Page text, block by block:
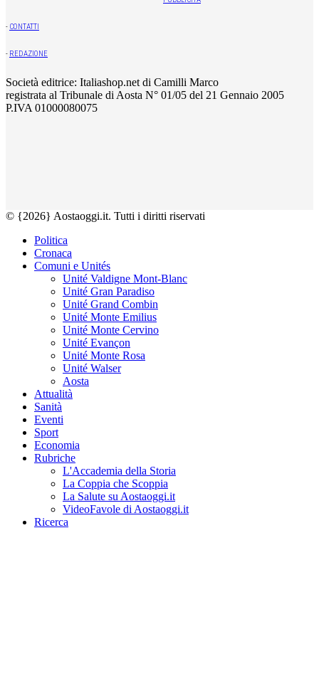
- CONTATTI
- REDAZIONE
Società editrice: Italiashop.net di Camilli Marco
registrata al Tribunale di Aosta N° 01/05 del 21 Gennaio 2005
P.IVA 01000080075
© {2026} Aostaoggi.it. Tutti i diritti riservati
Politica
Cronaca
Comuni e Unités
Unité Valdigne Mont-Blanc
Unité Gran Paradiso
Unité Grand Combin
Unité Monte Emilius
Unité Monte Cervino
Unité Evançon
Unité Monte Rosa
Unité Walser
Aosta
Attualità
Sanità
Eventi
Sport
Economia
Rubriche
L'Accademia della Storia
La Coppia che Scoppia
La Salute su Aostaoggi.it
VideoFavole di Aostaoggi.it
Ricerca